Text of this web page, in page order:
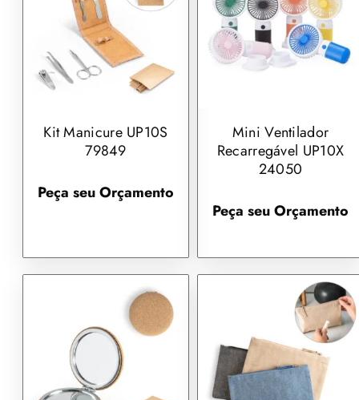
Kit Manicure UP10S
79849
Peça seu Orçamento
Mini Ventilador
Recarregável UP10X
24050
Peça seu Orçamento